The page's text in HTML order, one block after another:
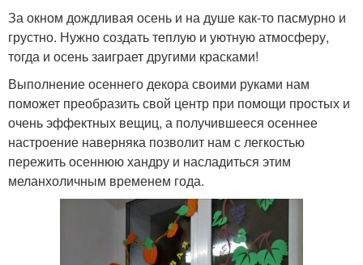
За окном дождливая осень и на душе как-то пасмурно и
грустно. Нужно создать теплую и уютную атмосферу,
тогда и осень заиграет другими красками!
Выполнение осеннего декора своими руками нам
поможет преобразить свой центр при помощи простых и
очень эффектных вещиц, а получившееся осеннее
настроение наверняка позволит нам с легкостью
пережить осеннюю хандру и насладиться этим
меланхоличным временем года.